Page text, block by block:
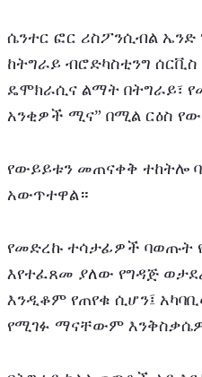
ሴንተር ፎር ሪስፖንሲብል ኤንድ
ከትግራይ ብሮድካስቲንግ ሰርቪስ
ዴሞክራሲና ልማት በትግራይ፣
አንቂዎች ሚና” በሚል ርዕስ
የውይይቱን መጠናቀቅ ተከትሎ
አውጥተዋል።
የመድረኩ ተሳታፊዎች ባወጡት
እየተፈጸመ ያለው የግዳጅ
እንዲቆም የጠየቁ ሲሆን፤
የሚገፉ ማናቸውም